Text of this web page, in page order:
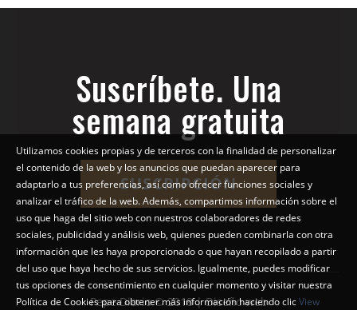
Suscríbete. Una
semana gratuita
SUSCRIPCIÓN
Pepe Diario © 2018 | Diseño web
Utilizamos cookies propias y de terceros con la finalidad de personalizar
el contenido de la web y los anuncios que puedan aparecer para
adaptarlo a tus preferencias, así como ofrecer funciones sociales y
analizar el tráfico de la web. Además, compartimos información sobre el
uso que haga del sitio web con nuestros colaboradores de redes
sociales, publicidad y análisis web, quienes pueden combinarla con otra
información que les haya proporcionado o que hayan recopilado a partir
del uso que haya hecho de sus servicios. Igualmente, puedes modificar
tus opciones de consentimiento en cualquier momento y visitar nuestra
Política de Cookies para obtener más información haciendo clicView